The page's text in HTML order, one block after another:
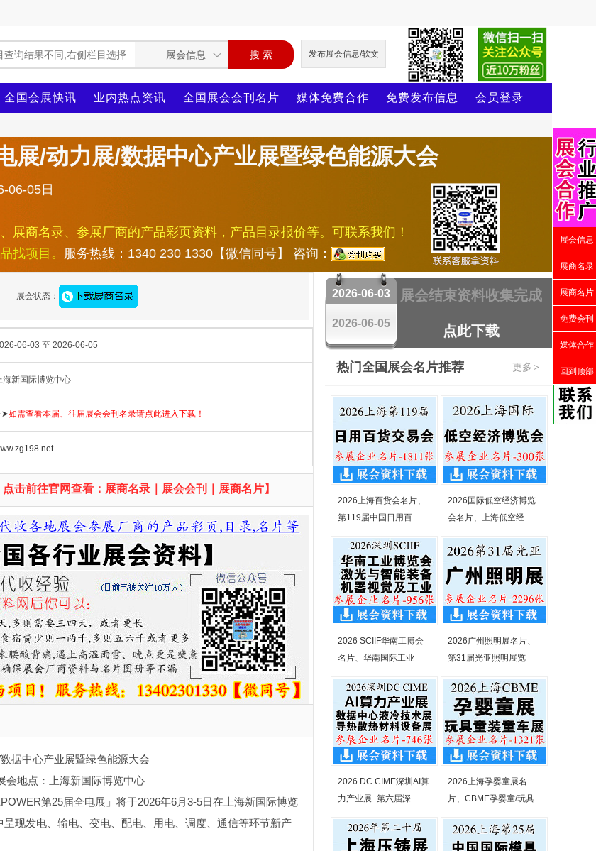
发布展会信息/软文
全国会展快讯 业内热点资讯 全国展会会刊名片 媒体免费合作 免费发布信息 会员登录
展/动力展/数据中心产业展暨绿色能源大会
06-05日
展商名录、参展厂商的产品彩页资料，产品目录报价等。可联系我们！
找项目。 服务热线：1340 230 1330【微信同号】 咨询：
展会状态：
06-03 至 2026-06-05
海新国际博览中心
如需查看本届、往届展会会刊名录请点此进入下载！
击前往官网查看：展商名录｜展会会刊｜展商名片】
据中心产业展暨绿色能源大会
会地点：上海新国际博览中心
第25届全电展」将于2026年6月3-5日在上海新国际博览
现发电、输电、变电、配电、用电、调度、通信等环节新产
2026-06-03
2026-06-05
展会结束资料收集完成
点此下载
更多 >
热门全国展会名片推荐
2026上海百货会名片、
第119届中国日用百
2026国际低空经济博览
会名片、上海低空经
2026 SCIIF华南工博会
名片、华南国际工业
2026广州照明展名片、
第31届光亚照明展览
2026 DC CIME深圳AI算
力产业展_第六届深
2026上海孕婴童展名
片、CBME孕婴童/玩具
展会信息
展商名录
展商名片
免费会刊
媒体合作
回到顶部